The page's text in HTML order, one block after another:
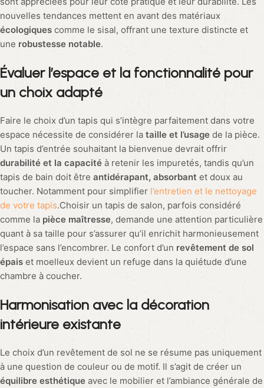
nouvelles tendances mettent en avant des matériaux
écologiques comme le sisal, offrant une texture distincte et
une robustesse notable.
Évaluer l’espace et la fonctionnalité pour
un choix adapté
Faire le choix d’un tapis qui s’intègre parfaitement dans votre
espace nécessite de considérer la taille et l’usage de la pièce.
Un tapis d’entrée souhaitant la bienvenue devrait offrir
durabilité et la capacité à retenir les impuretés, tandis qu’un
tapis de bain doit être antidérapant, absorbant et doux au
toucher. Notamment pour simplifierl’entretien et le nettoyage
de votre tapis.Choisir un tapis de salon, parfois considéré
comme la pièce maîtresse, demande une attention particulière
quant à sa taille pour s’assurer qu’il enrichit harmonieusement
l’espace sans l’encombrer. Le confort d’un revêtement de sol
épais et moelleux devient un refuge dans la quiétude d’une
chambre à coucher.
Harmonisation avec la décoration
intérieure existante
Le choix d’un revêtement de sol ne se résume pas uniquement
à une question de couleur ou de motif. Il s’agit de créer un
équilibre esthétique avec le mobilier et l’ambiance générale de